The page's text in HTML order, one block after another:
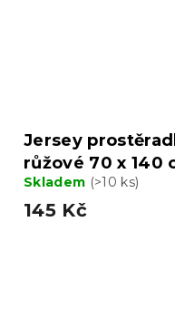
Jersey
růžové 70 x 140
Skladem (>10 ks)
145 Kč